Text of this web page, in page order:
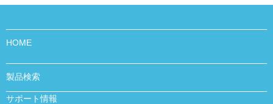
HOME
製品検索
サポート情報